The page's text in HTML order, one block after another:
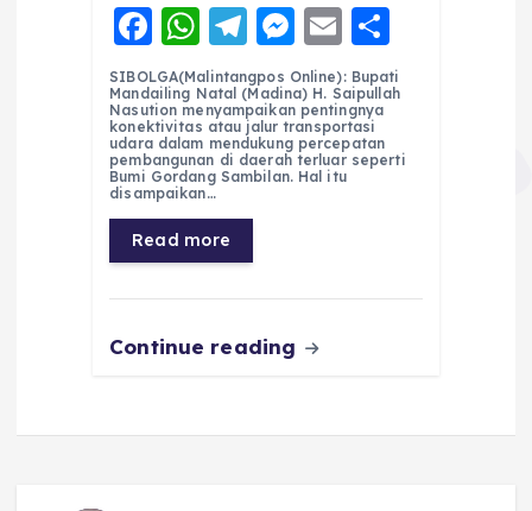
F
a
c
e
b
o
o
k
W
h
a
ts
A
p
p
T
el
e
g
r
a
m
M
e
ss
e
n
E
m
ai
l
h
a
re
SIBOLGA(Malintangpos Online): Bupati
Mandailing Natal (Madina) H. Saipullah
Nasution menyampaikan pentingnya
konektivitas atau jalur transportasi
udara dalam mendukung percepatan
pembangunan di daerah terluar seperti
Bumi Gordang Sambilan. Hal itu
disampaikan…
Read more
Continue reading